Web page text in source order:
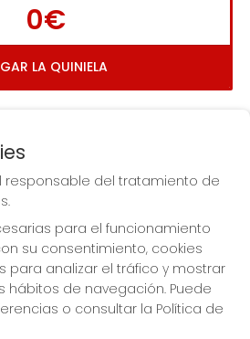
0€
LA QUINIELA
te desea Mucha Suerte!
el responsable del tratamiento de
para el funcionamiento
su consentimiento, cookies
para analizar el tráfico y mostrar
hábitos de navegación. Puede
o consultar la Política de